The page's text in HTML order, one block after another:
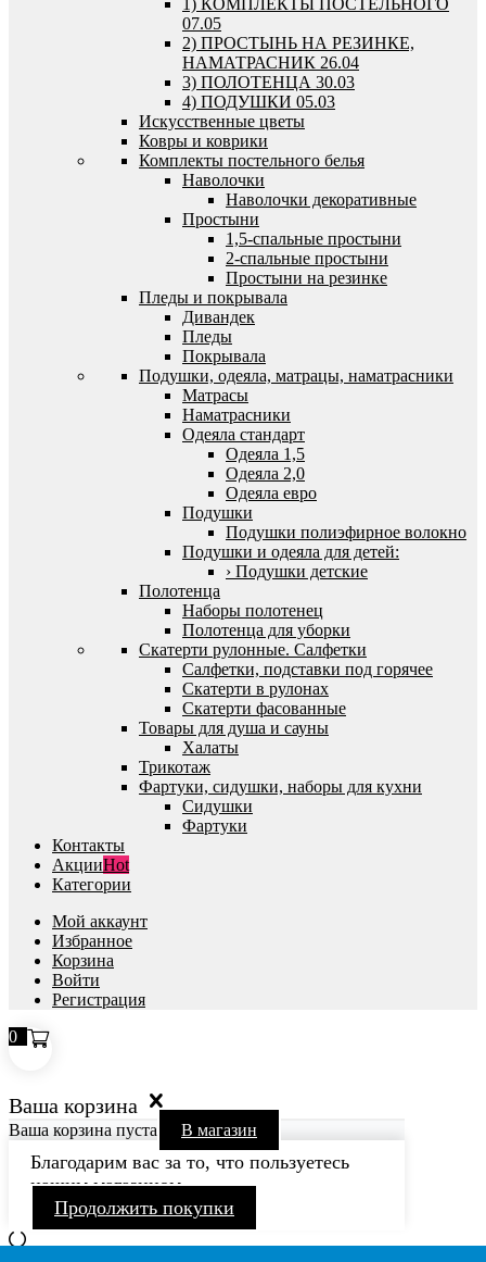
07.05
2) ПРОСТЫНЬ НА РЕЗИНКЕ,
НАМАТРАСНИК 26.04
3) ПОЛОТЕНЦА 30.03
4) ПОДУШКИ 05.03
Искусственные цветы
Ковры и коврики
Комплекты постельного белья
Наволочки
Наволочки декоративные
Простыни
1,5-спальные простыни
2-спальные простыни
Простыни на резинке
Пледы и покрывала
Дивандек
Пледы
Покрывала
Подушки, одеяла, матрацы, наматрасники
Матрасы
Наматрасники
Одеяла стандарт
Одеяла 1,5
Одеяла 2,0
Одеяла евро
Подушки
Подушки полиэфирное волокно
Подушки и одеяла для детей:
› Подушки детские
Полотенца
Наборы полотенец
Полотенца для уборки
Скатерти рулонные. Салфетки
Салфетки, подставки под горячее
Скатерти в рулонах
Скатерти фасованные
Товары для душа и сауны
Халаты
Трикотаж
Фартуки, сидушки, наборы для кухни
Сидушки
Фартуки
Контакты
АкцииHot
Категории
Мой аккаунт
Избранное
Корзина
Войти
Регистрация
0
Ваша корзина
Ваша корзина пуста В магазин
Благодарим вас за то, что пользуетесь
нашим магазином
Продолжить покупки